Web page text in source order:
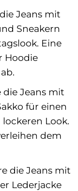
Jeans mit
Sneakern
Eine
Hoodie
die Jeans mit
für einen
Look.
dem
die Jeans mit
Lederjacke